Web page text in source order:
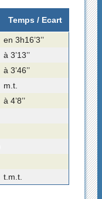
Temps / Ecart
en 3h16’3’’
à 3’13’’
à 3’46’’
m.t.
à 4’8’’
t.m.t.